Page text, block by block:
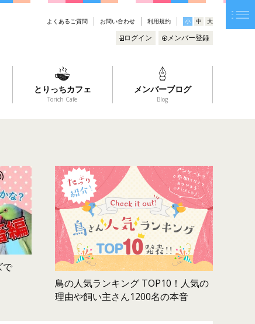
よくあるご質問 お問い合わせ 利用規約 小 中 大
ログイン メンバー登録
とりっちカフェ
Torich Cafe
メンバーブログ
Blog
で
鳥の人気ランキング TOP10！人気の
理由や飼い主さん1200名の本音